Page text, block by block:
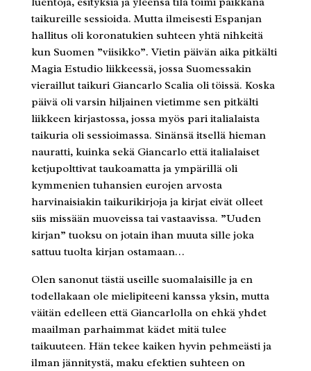
taikureille sessioida. Mutta ilmeisesti Espanjan
hallitus oli koronatukien suhteen yhtä nihkeitä
kun Suomen ”viisikko”. Vietin päivän aika pitkälti
Magia Estudio liikkeessä, jossa Suomessakin
vieraillut taikuri Giancarlo Scalia oli töissä. Koska
päivä oli varsin hiljainen vietimme sen pitkälti
liikkeen kirjastossa, jossa myös pari italialaista
taikuria oli sessioimassa. Sinänsä itsellä hieman
nauratti, kuinka sekä Giancarlo että italialaiset
ketjupolttivat taukoamatta ja ympärillä oli
kymmenien tuhansien eurojen arvosta
harvinaisiakin taikurikirjoja ja kirjat eivät olleet
siis missään muoveissa tai vastaavissa. ”Uuden
kirjan” tuoksu on jotain ihan muuta sille joka
sattuu tuolta kirjan ostamaan…
Olen sanonut tästä useille suomalaisille ja en
todellakaan ole mielipiteeni kanssa yksin, mutta
väitän edelleen että Giancarlolla on ehkä yhdet
maailman parhaimmat kädet mitä tulee
taikuuteen. Hän tekee kaiken hyvin pehmeästi ja
ilman jännitystä, maku efektien suhteen on